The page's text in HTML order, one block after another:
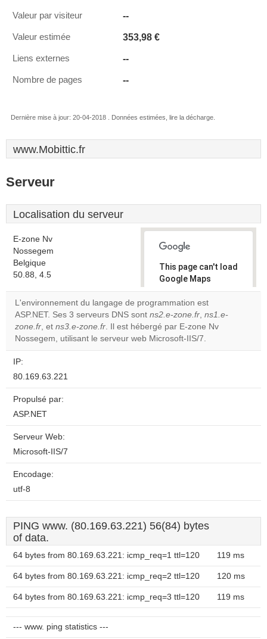
Valeur par visiteur --
Valeur estimée 353,98 €
Liens externes --
Nombre de pages --
Dernière mise à jour: 20-04-2018 . Données estimées, lire la décharge.
www.Mobittic.fr
Serveur
Localisation du serveur
E-zone Nv
Nossegem
Belgique
50.88, 4.5
This page can't load
Google Maps
correctly.
Do you
own this
website?
L'environnement du langage de programmation est
ASP.NET. Ses 3 serveurs DNS sont ns2.e-zone.fr, ns1.e-
zone.fr, et ns3.e-zone.fr. Il est hébergé par E-zone Nv
Nossegem, utilisant le serveur web Microsoft-IIS/7.
IP:
80.169.63.221
Propulsé par:
ASP.NET
Serveur Web:
Microsoft-IIS/7
Encodage:
utf-8
PING www. (80.169.63.221) 56(84) bytes
of data.
64 bytes from 80.169.63.221: icmp_req=1 ttl=120 119 ms
64 bytes from 80.169.63.221: icmp_req=2 ttl=120 120 ms
64 bytes from 80.169.63.221: icmp_req=3 ttl=120 119 ms
--- www. ping statistics ---